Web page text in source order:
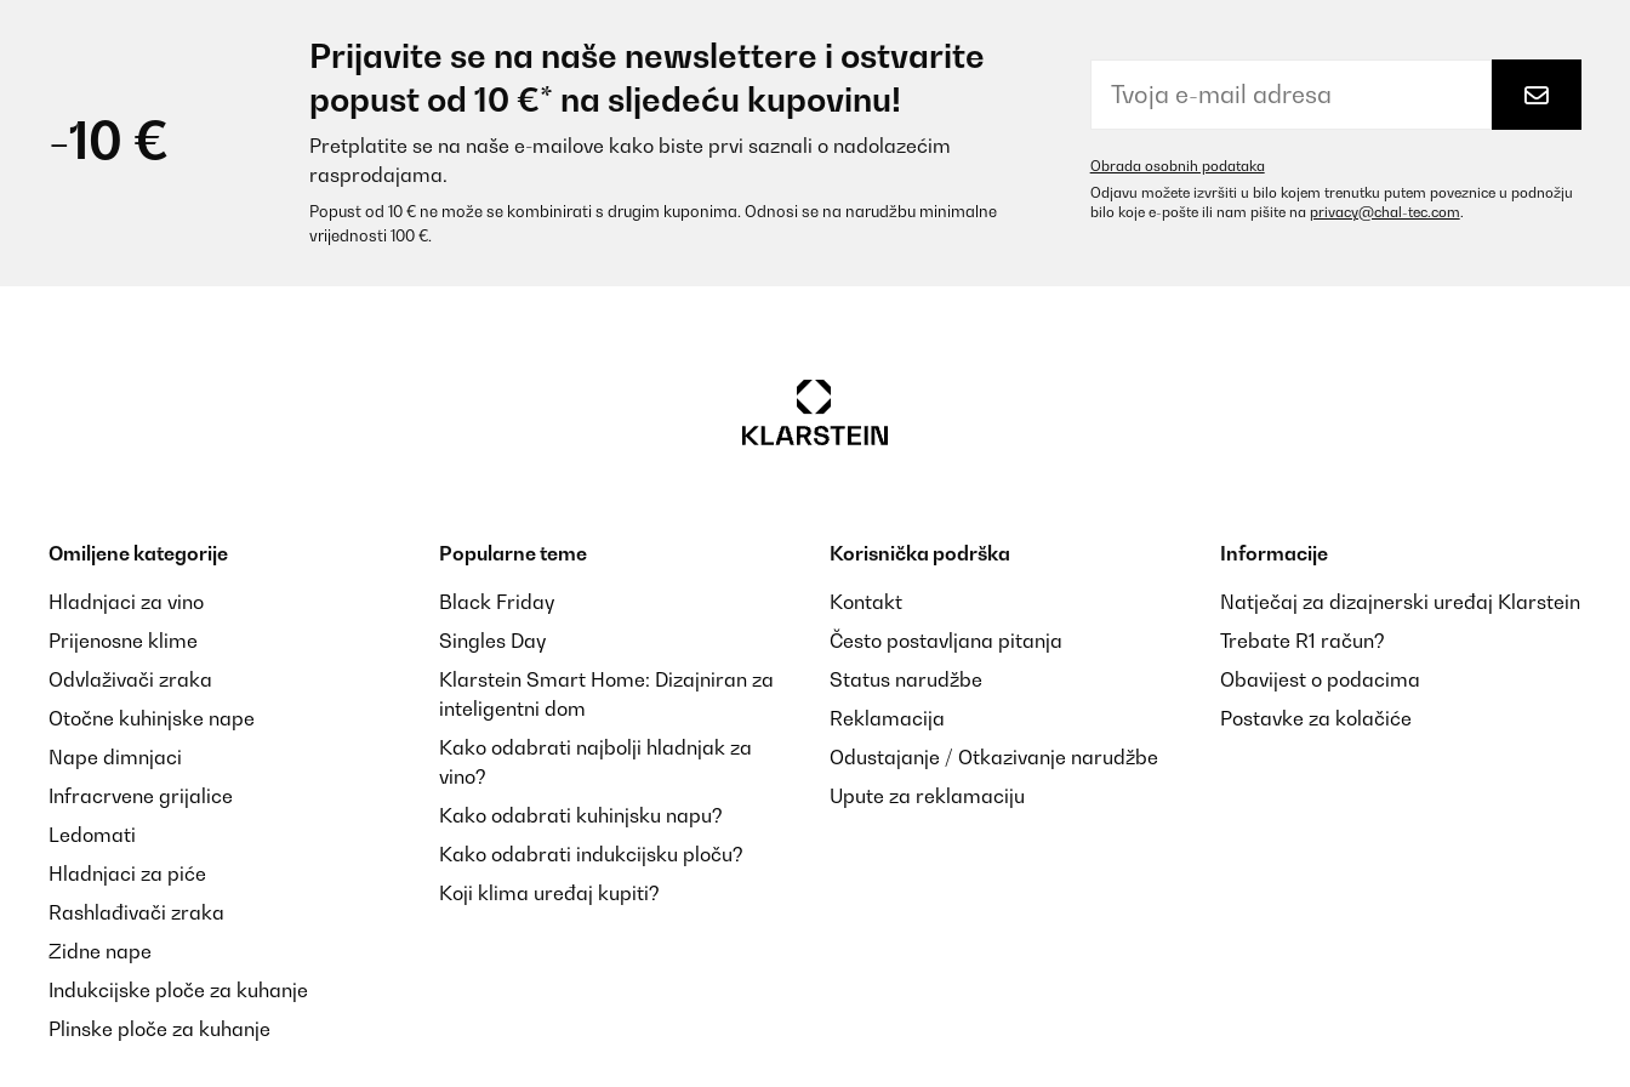
-10 €
Prijavite se na naše newslettere i ostvarite
popust od 10 €* na sljedeću kupovinu!
Pretplatite se na naše e-mailove kako biste prvi saznali o nadolazećim
rasprodajama.
Popust od 10 € ne može se kombinirati s drugim kuponima. Odnosi se na narudžbu minimalne
vrijednosti 100 €.
Obrada osobnih podataka
Odjavu možete izvršiti u bilo kojem trenutku putem poveznice u podnožju
bilo koje e-pošte ili nam pišite na privacy@chal-tec.com.
Omiljene kategorije
Hladnjaci za vino
Prijenosne klime
Odvlaživači zraka
Otočne kuhinjske nape
Nape dimnjaci
Infracrvene grijalice
Ledomati
Hladnjaci za piće
Rashlađivači zraka
Zidne nape
Indukcijske ploče za kuhanje
Plinske ploče za kuhanje
Popularne teme
Black Friday
Singles Day
Klarstein Smart Home: Dizajniran za
inteligentni dom
Kako odabrati najbolji hladnjak za
vino?
Kako odabrati kuhinjsku napu?
Kako odabrati indukcijsku ploču?
Koji klima uređaj kupiti?
Korisnička podrška
Kontakt
Često postavljana pitanja
Status narudžbe
Reklamacija
Odustajanje / Otkazivanje narudžbe
Upute za reklamaciju
Informacije
Natječaj za dizajnerski uređaj Klarstein
Trebate R1 račun?
Obavijest o podacima
Postavke za kolačiće